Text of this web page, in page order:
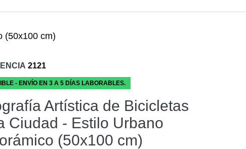
(50x100 cm)
2121
- ENVÍO EN 3 A 5 DÍAS LABORABLES.
Artística de Bicicletas
Ciudad - Estilo Urbano
(50x100 cm)